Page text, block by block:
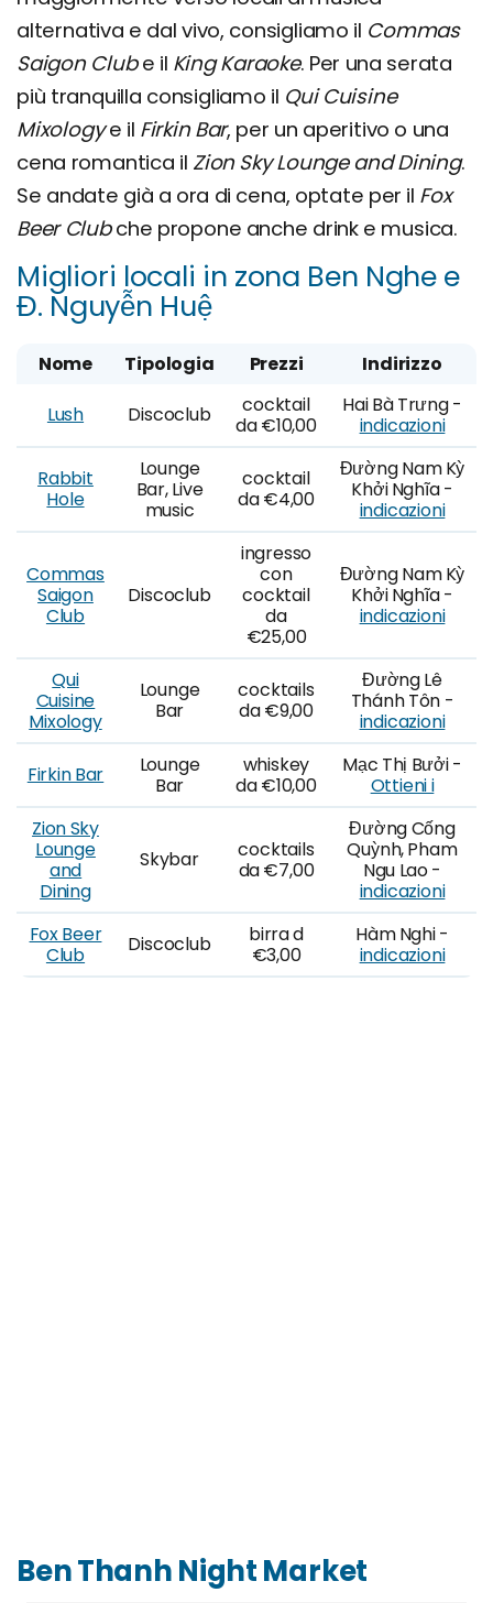
alternativa e dal vivo, consigliamo il Commas
Saigon Clube il King Karaoke. Per una serata
più tranquilla consigliamo il Qui Cuisine
Mixologye il Firkin Bar, per un aperitivo o una
cena romantica il Zion Sky Lounge and Dining.
Se andate già a ora di cena, optate per il Fox
Beer Clubche propone anche drink e musica.
Migliori locali in zona Ben Nghe e
Đ. Nguyễn Huệ
Nome Tipologia Prezzi
Indirizzo
Lush
Discoclub
cocktail
da €10,00
Hai Bà Trưng -
indicazioni
Rabbit
Hole
Lounge
Bar, Live
music
cocktail
da €4,00
Đường Nam Kỳ
Khởi Nghĩa -
indicazioni
Commas
Saigon
Club
Discoclub
ingresso
con
cocktail
da
€25,00
Đường Nam Kỳ
Khởi Nghĩa -
indicazioni
Qui
Cuisine
Mixology
Lounge
Bar
cocktails
da €9,00
Đường Lê
Thánh Tôn -
indicazioni
Firkin Bar
Lounge
Bar
whiskey
da €10,00
Mạc Thị Bưởi -
Ottieni i
Zion Sky
Lounge
and
Dining
Skybar
cocktails
da €7,00
Đường Cống
Quỳnh, Pham
Ngu Lao -
indicazioni
Fox Beer
Club
Discoclub
birra d
€3,00
Hàm Nghi -
indicazioni
Ben Thanh Night Market